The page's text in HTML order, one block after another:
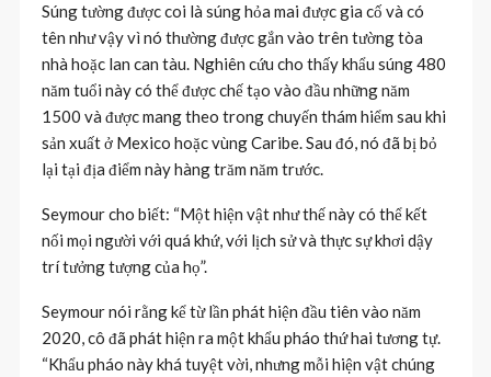
Súng tường được coi là súng hỏa mai được gia cố và có
tên như vậy vì nó thường được gắn vào trên tường tòa
nhà hoặc lan can tàu. Nghiên cứu cho thấy khẩu súng 480
năm tuổi này có thể được chế tạo vào đầu những năm
1500 và được mang theo trong chuyến thám hiểm sau khi
sản xuất ở Mexico hoặc vùng Caribe. Sau đó, nó đã bị bỏ
lại tại địa điểm này hàng trăm năm trước.
Seymour cho biết: “Một hiện vật như thế này có thể kết
nối mọi người với quá khứ, với lịch sử và thực sự khơi dậy
trí tưởng tượng của họ”.
Seymour nói rằng kể từ lần phát hiện đầu tiên vào năm
2020, cô đã phát hiện ra một khẩu pháo thứ hai tương tự.
“Khẩu pháo này khá tuyệt vời, nhưng mỗi hiện vật chúng